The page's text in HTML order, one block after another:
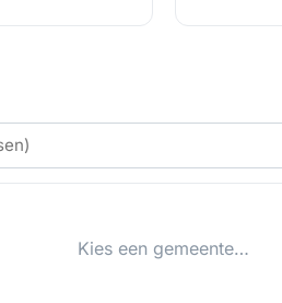
Kies een gemeente…